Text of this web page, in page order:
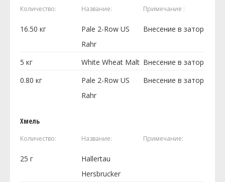
Количество: Название: Примечание :
16.50 кг
Pale 2-Row US
Rahr
Внесение в затор
5 кг White Wheat Malt Внесение в затор
0.80 кг
Pale 2-Row US
Rahr
Внесение в затор
Хмель
Количество: Название: Примечание:
25 г
Hallertau
Hersbrucker